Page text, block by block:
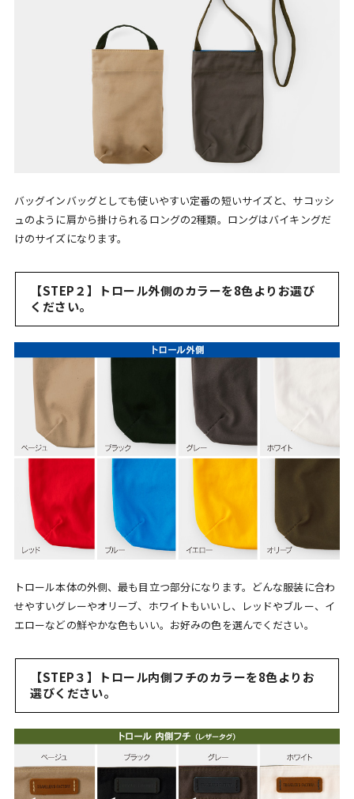
バッグインバッグとしても使いやすい定番の短いサイズと、サコッシ
ュのように肩から掛けられるロングの2種類。ロングはバイキングだ
けのサイズになります。
【STEP２】トロール外側のカラーを8色よりお選び
ください。
トロール本体の外側、最も目立つ部分になります。どんな服装に合わ
せやすいグレーやオリーブ、ホワイトもいいし、レッドやブルー、イ
エローなどの鮮やかな色もいい。お好みの色を選んでください。
【STEP３】トロール内側フチのカラーを8色よりお
選びください。